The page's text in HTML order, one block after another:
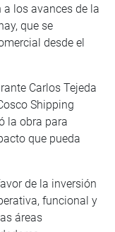
los avances de la
que se
desde el
Carlos Tejeda
Shipping
la obra para
que pueda
de la inversión
funcional y
áreas